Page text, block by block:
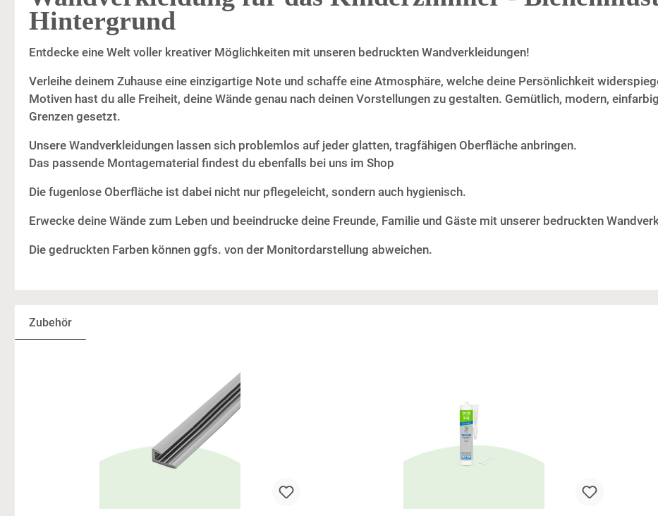
Hintergrund
Entdecke eine Welt voller kreativer Möglichkeiten mit unseren bedruckten Wandverkleidungen!
Verleihe deinem Zuhause eine einzigartige Note und schaffe eine Atmosphäre, welche deine Persönlichkeit
Motiven hast du alle Freiheit, deine Wände genau nach deinen Vorstellungen zu gestalten. Gemütlich, modern,
Grenzen gesetzt.
Unsere Wandverkleidungen lassen sich problemlos auf jeder glatten, tragfähigen Oberfläche anbringen.
Das passende Montagematerial findest du ebenfalls bei uns im Shop
Die fugenlose Oberfläche ist dabei nicht nur pflegeleicht, sondern auch hygienisch.
Erwecke deine Wände zum Leben und beeindrucke deine Freunde, Familie und Gäste mit unserer bedruckten
Die gedruckten Farben können ggfs. von der Monitordarstellung abweichen.
Zubehör